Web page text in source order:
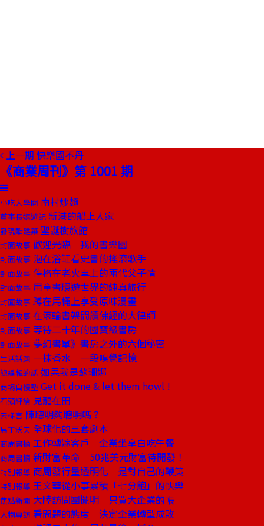
上一期 快樂國不丹
《商業周刊》第 1001 期
小吃大學問 南村炒麵
董事長嬉遊記 新港的船上人家
發現酷建築 聖誕樹旅館
封面故事 歡迎光臨 我的書樂園
封面故事 泡在浴缸看史書的搖滾歌手
封面故事 停格在老火車上的兩代父子情
封面故事 用童書環遊世界的純真旅行
封面故事 蹲在馬桶上享受原味漫畫
封面故事 在滾輪書架間讀佛經的大律師
封面故事 等待二十年的國寶級書房
封面故事 夢幻書單》書房之外的六個秘密
生活話題 一抹香水 一段嗅覺記憶
總編輯的話 如果我是蘇珊娜
商場自慢塾 Get it done & let them howl !
石頭評論 見龍在田
去梯言 陳聰明夠聰明嗎？
馬丁沃夫 全球化的三套劇本
商周書摘 工作轉嫁客戶 企業坐享白吃午餐
商周書摘 新財富革命 50兆美元財富待開發！
特別報導 商周發行量透明化 是對自己的鞭策
特別報導 王文華從小事累積「七分飽」的快樂
焦點新聞 大陸訪問團擺明 只買大企業的帳
人物專訪 看問題的態度 決定企業轉型成敗